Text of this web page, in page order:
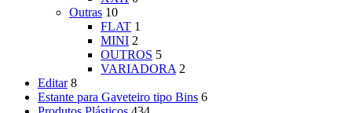
Outras 10
FLAT 1
MINI 2
OUTROS 5
VARIADORA 2
Editar 8
Estante para Gaveteiro tipo Bins 6